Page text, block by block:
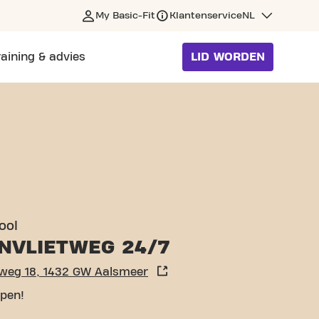
My Basic-Fit KlantenserviceNL
& advies LID WORDEN
24/7
18, 1432 GW Aalsmeer